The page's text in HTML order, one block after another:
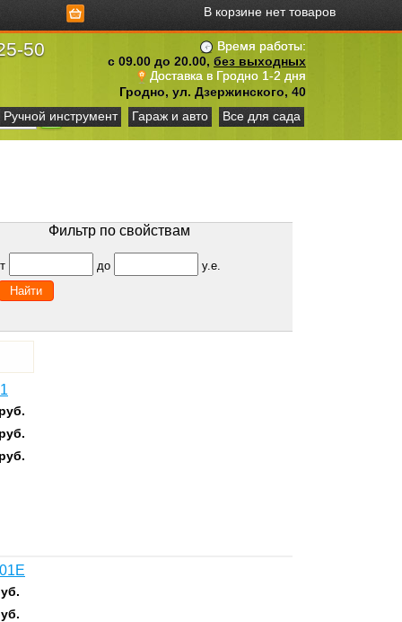
В корзине нет товаров
Время работы:
с 09.00 до 20.00, без выходных
Доставка в Гродно 1-2 дня
Гродно, ул. Дзержинского, 40
50
Ручной инструмент Гараж и авто Все для сада
Фильтр по свойствам
до у.е.
руб.
руб.
руб.